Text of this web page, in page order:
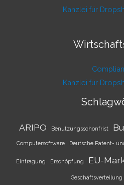
Kanzlei für
Kanzlei für
ARIPO Benutzungsschonfrist
Computersoftware Deutsche Patent-
Eintragung Erschöpfung EU-
Geschäftsverteilung